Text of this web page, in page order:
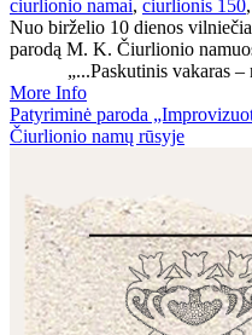
ciurlionio namai, ciurlionis 150,
Nuo birželio 10 dienos
parodą M. K. Čiurlionio
„...Paskutinis vakaras –
More Info
Patyriminė paroda
Čiurlionio namų rūsyje